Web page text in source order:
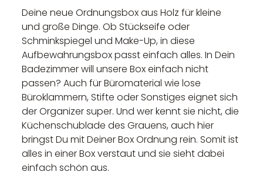
Deine neue Ordnungsbox aus Holz für kleine
und große Dinge. Ob Stückseife oder
Schminkspiegel und Make-Up, in diese
Aufbewahrungsbox passt einfach alles. In Dein
Badezimmer will unsere Box einfach nicht
passen? Auch für Büromaterial wie lose
Büroklammern, Stifte oder Sonstiges eignet sich
der Organizer super. Und wer kennt sie nicht, die
Küchenschublade des Grauens, auch hier
bringst Du mit Deiner Box Ordnung rein. Somit ist
alles in einer Box verstaut und sie sieht dabei
einfach schön aus.